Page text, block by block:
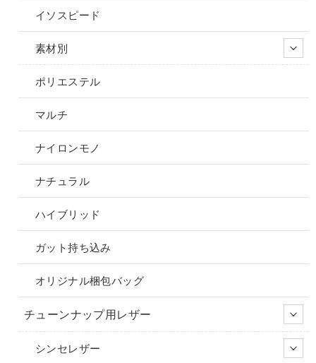
イソスピード
素材別
ポリエステル
マルチ
ナイロンモノ
ナチュラル
ハイブリッド
ガット持ち込み
オリジナル梱包バッグ
チューンナップ用レザー
シンセレザー